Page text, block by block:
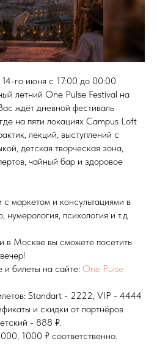
14-го июня с 17:00 до 00:00
летний One Pulse Festival на
ждёт дневной фестиваль
на пяти локациях Campus Loft
лекций, выступлений с
детская творческая зона,
чайный бар и здоровое
маркетом и консультациями в
нумерология, психология и т.д
в Москве вы сможете посетить
и билеты на сайте: One Pulse
Standart - 2222, VIP - 4444
и скидки от партнёров
- 888 ₽.
1000 ₽ соответственно.